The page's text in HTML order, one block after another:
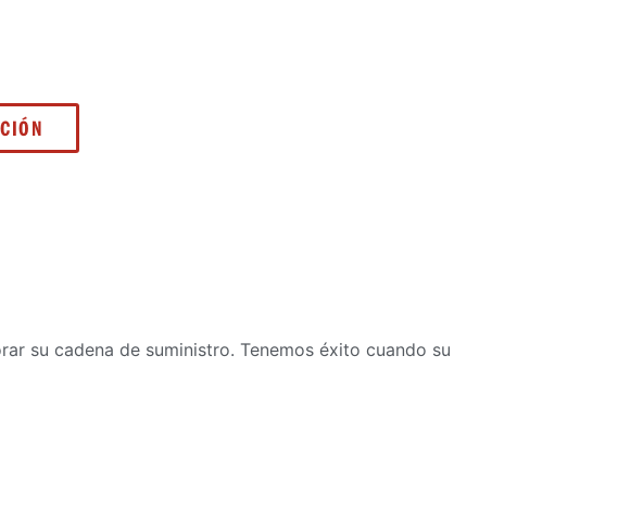
su cadena de suministro. Tenemos éxito cuando su